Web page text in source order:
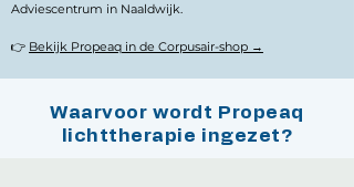
Adviescentrum in Naaldwijk.
👉 Bekijk Propeaq in de Corpusair-shop →
Waarvoor wordt Propeaq
lichttherapie ingezet?